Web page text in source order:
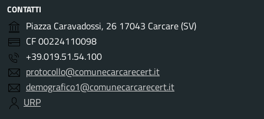
CONTATTI
Piazza Caravadossi, 26 17043 Carcare (SV)
CF 00224110098
+39.019.51.54.100
protocollo@comunecarcarecert.it
demografico1@comunecarcarecert.it
URP